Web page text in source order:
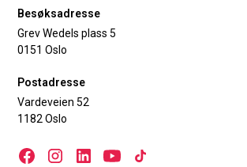
Besøksadresse
Grev Wedels plass 5
0151 Oslo
Postadresse
Vardeveien 52
1182 Oslo